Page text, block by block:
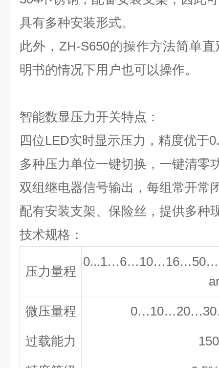
具有多种安装形式。
此外，ZH-S650的操作方法简单
明书的情况下用户也可以操作。
智能数显压力开关特点：
四位LED实时显示压力，精度优于
多种压力单位一键切换，一键清零
双组继电器信号输出，每组常开常
配有安装支架、保险丝，提供多种
技术规格：
压力量程
微压量程
过载能力